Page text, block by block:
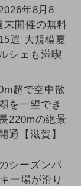
年8月8
末開催の無料
選 大規模夏
シェも満喫
超で空中散
を一望でき
220mの絶景
通【滋賀】
シーズンパ
ー場が滑り